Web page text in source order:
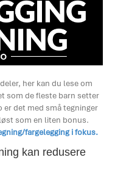
her kan du lese om
som de fleste barn setter
er det med små tegninger
som en liten bonus.
fargelegging i fokus.
kan redusere